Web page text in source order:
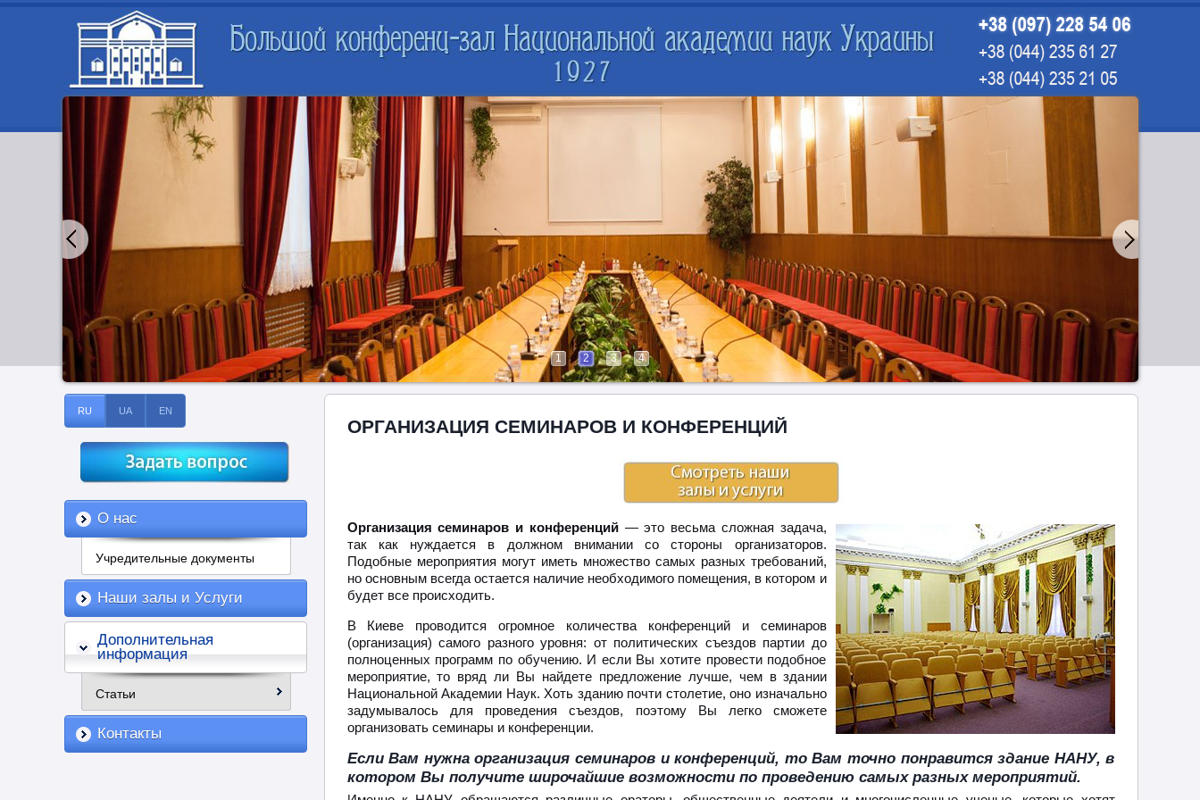
1 2 3 4
RU UA EN
О нас
Учредительные документы
Наши залы и Услуги
Дополнительная
информация
Статьи
Контакты
ОРГАНИЗАЦИЯ СЕМИНАРОВ И КОНФЕРЕНЦИЙ
Организация семинаров и конференций — это весьма сложная задача,
так как нуждается в должном внимании со стороны организаторов.
Подобные мероприятия могут иметь множество самых разных требований,
но основным всегда остается наличие необходимого помещения, в котором и
будет все происходить.
В Киеве проводится огромное количества конференций и семинаров
(организация) самого разного уровня: от политических съездов партии до
полноценных программ по обучению. И если Вы хотите провести подобное
мероприятие, то вряд ли Вы найдете предложение лучше, чем в здании
Национальной Академии Наук. Хоть зданию почти столетие, оно изначально
задумывалось для проведения съездов, поэтому Вы легко сможете
организовать семинары и конференции.
Если Вам нужна организация семинаров и конференций, то Вам точно понравится здание НАНУ, в
котором Вы получите широчайшие возможности по проведению самых разных мероприятий.